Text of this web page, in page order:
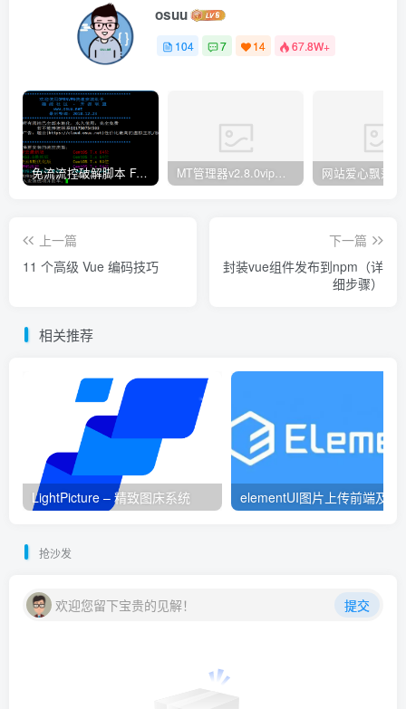
osuu
104 7 14 67.8W+
免流流控破解脚本 FAS 青云 快云 VPNS 博雅dalo最新集合 MT管理器v2.8.0vip破解版 网站爱心飘落
上一篇
11 个高级 Vue 编码技巧
下一篇
封装vue组件发布到npm（详
细步骤）
相关推荐
LightPicture – 精致图床系统
抢沙发
欢迎您留下宝贵的见解！ 提交